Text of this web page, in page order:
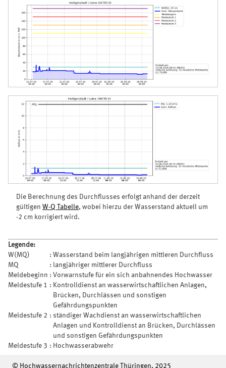
Die Berechnung des Durchflusses erfolgt anhand der derzeit
gültigen W-Q Tabelle, wobei hierzu der Wasserstand aktuell um
-2 cm korrigiert wird.
Legende:
W(MQ)
: Wasserstand beim langjährigen mittleren Durchfluss
MQ
: langjähriger mittlerer Durchfluss
Meldebeginn : Vorwarnstufe für ein sich anbahnendes Hochwasser
Meldestufe 1 : Kontrolldienst an wasserwirtschaftlichen Anlagen,
Brücken, Durchlässen und sonstigen
Gefährdungspunkten
Meldestufe 2 : ständiger Wachdienst an wasserwirtschaftlichen
Anlagen und Kontrolldienst an Brücken, Durchlässen
und sonstigen Gefährdungspunkten
Meldestufe 3 : Hochwasserabwehr
© Hochwassernachrichtenzentrale Thüringen, 2025